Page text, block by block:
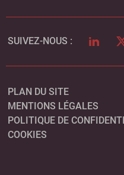
SUIVEZ-NOUS :
PLAN DU SITE
MENTIONS LÉGALES
POLITIQUE DE
COOKIES